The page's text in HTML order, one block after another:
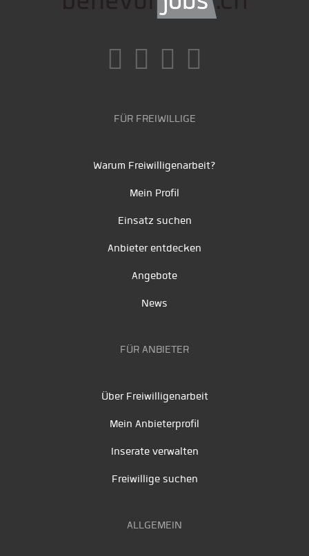
FÜR FREIWILLIGE
Warum Freiwilligenarbeit?
Mein Profil
Einsatz suchen
Anbieter entdecken
Angebote
News
FÜR ANBIETER
Über Freiwilligenarbeit
Mein Anbieterprofil
Inserate verwalten
Freiwillige suchen
ALLGEMEIN